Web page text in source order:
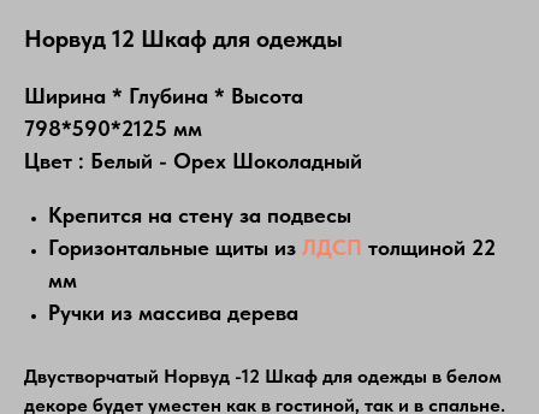
Норвуд 12 Шкаф для одежды
Ширина * Глубина * Высота
798*590*2125 мм
Цвет : Белый - Орех Шоколадный
Крепится на стену за подвесы
Горизонтальные щиты из ЛДСП толщиной 22
мм
Ручки из массива дерева
Двустворчатый Норвуд -12 Шкаф для одежды в белом
декоре будет уместен как в гостиной, так и в спальне.